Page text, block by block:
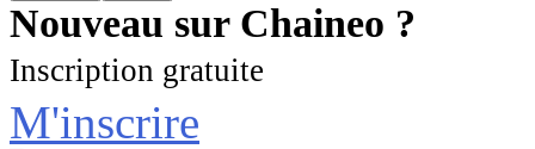
Nouveau sur Chaineo ?
Inscription gratuite
M'inscrire